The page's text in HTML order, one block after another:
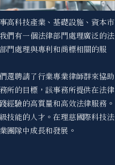
高科技產業、基礎設施、資本市
們有一個法律部門處理廣泛的法
門處理與專利和商標相關的服
還聘請了行業專業律師群來協助
所的目標，該事務所提供在法律
經驗的高質量和高效法律服務。
技能的人才。在理慈國際科技法
團隊中成長和發展。